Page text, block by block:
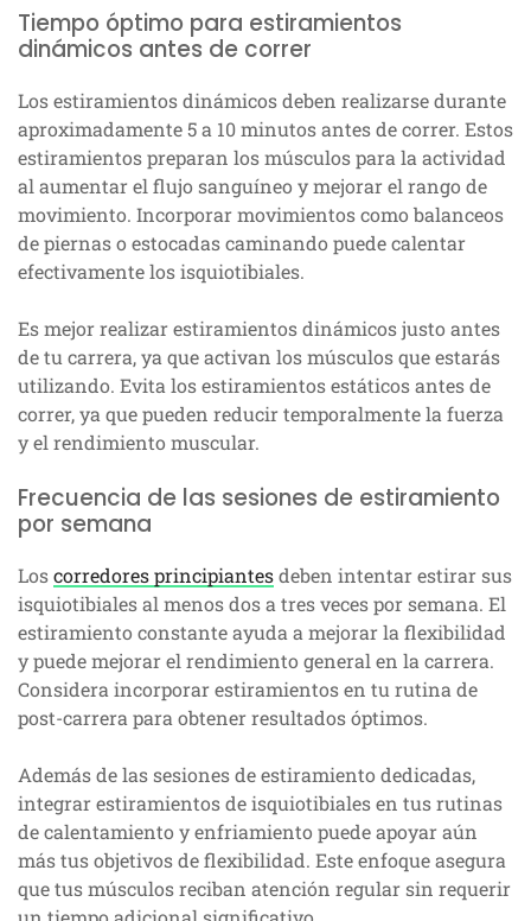
Tiempo óptimo para estiramientos
dinámicos antes de correr
Los estiramientos dinámicos deben realizarse durante
aproximadamente 5 a 10 minutos antes de correr. Estos
estiramientos preparan los músculos para la actividad
al aumentar el flujo sanguíneo y mejorar el rango de
movimiento. Incorporar movimientos como balanceos
de piernas o estocadas caminando puede calentar
efectivamente los isquiotibiales.
Es mejor realizar estiramientos dinámicos justo antes
de tu carrera, ya que activan los músculos que estarás
utilizando. Evita los estiramientos estáticos antes de
correr, ya que pueden reducir temporalmente la fuerza
y el rendimiento muscular.
Frecuencia de las sesiones de estiramiento
por semana
Loscorredores principiantesdeben intentar estirar sus
isquiotibiales al menos dos a tres veces por semana. El
estiramiento constante ayuda a mejorar la flexibilidad
y puede mejorar el rendimiento general en la carrera.
Considera incorporar estiramientos en tu rutina de
post-carrera para obtener resultados óptimos.
Además de las sesiones de estiramiento dedicadas,
integrar estiramientos de isquiotibiales en tus rutinas
de calentamiento y enfriamiento puede apoyar aún
más tus objetivos de flexibilidad. Este enfoque asegura
que tus músculos reciban atención regular sin requerir